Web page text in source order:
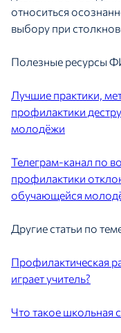
относиться
выбору при
Полезные ресурсы
Лучшие практики,
профилактики
молодёжи
Телеграм-канал по
профилактики
обучающейся
Другие статьи по
Профилактическая
играет учитель?
Что такое школьная